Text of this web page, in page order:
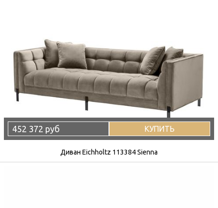
452 372 руб КУПИТЬ
Диван Eichholtz 113384 Sienna